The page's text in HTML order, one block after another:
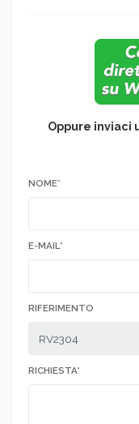
Oppure inviaci
NOME*
E-MAIL*
RIFERIMENTO
RICHIESTA*